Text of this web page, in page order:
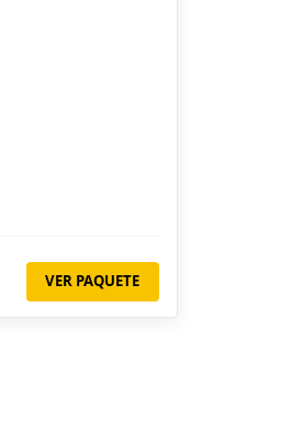
VER PAQUETE